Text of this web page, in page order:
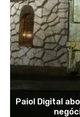
Paiol Digital